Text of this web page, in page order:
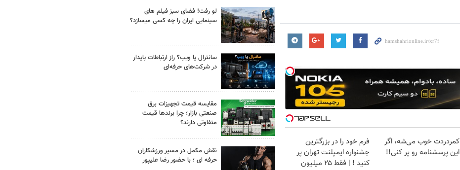
کمردردت خوب می‌شه، اگر
این پرسشنامه رو پر کنی!!
فرم خود را در بزرگترین
جشنواره ایمپلنت تهران پر
کنید ! | فقط ۲۵ میلیون
لو رفت! فضای سبز فیلم های
سینمایی ایران را چه کسی میسازد؟
سانترال یا ویپ؟ راز ارتباطات پایدار
در شرکت‌های حرفه‌ای
مقایسه قیمت تجهیزات برق
صنعتی بازار؛ چرا برندها قیمت
متفاوتی دارند؟
نقش مکمل در مسیر ورزشکاران
حرفه ای ؛ با حضور رضا علیپور